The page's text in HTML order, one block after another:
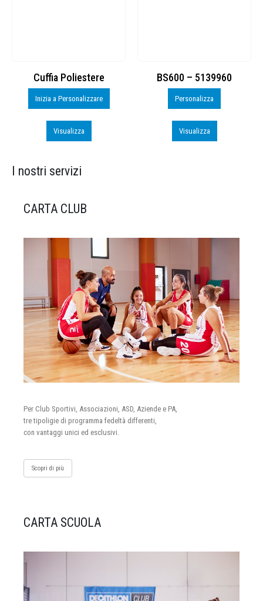
Cuffia Poliestere
Inizia a Personalizzare
Visualizza
BS600 – 5139960
Personalizza
Visualizza
I nostri servizi
CARTA CLUB
Per Club Sportivi, Associazioni, ASD, Aziende e PA,
tre tipoligie di programma fedeltà differenti,
con vantaggi unici ed esclusivi.
Scopri di più
CARTA SCUOLA